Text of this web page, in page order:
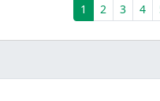
1 (current)
2 3 4